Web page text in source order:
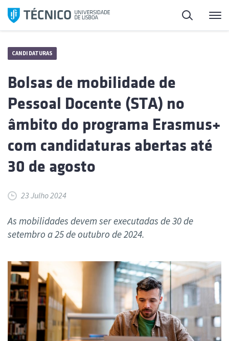
Saltar
para
Pesquisa
CANDIDATURAS
Bolsas de mobilidade de
Pessoal Docente (STA) no
âmbito do programa Erasmus+
com candidaturas abertas até
30 de agosto
23 Julho 2024
As mobilidades devem ser executadas de 30 de
setembro a 25 de outubro de 2024.